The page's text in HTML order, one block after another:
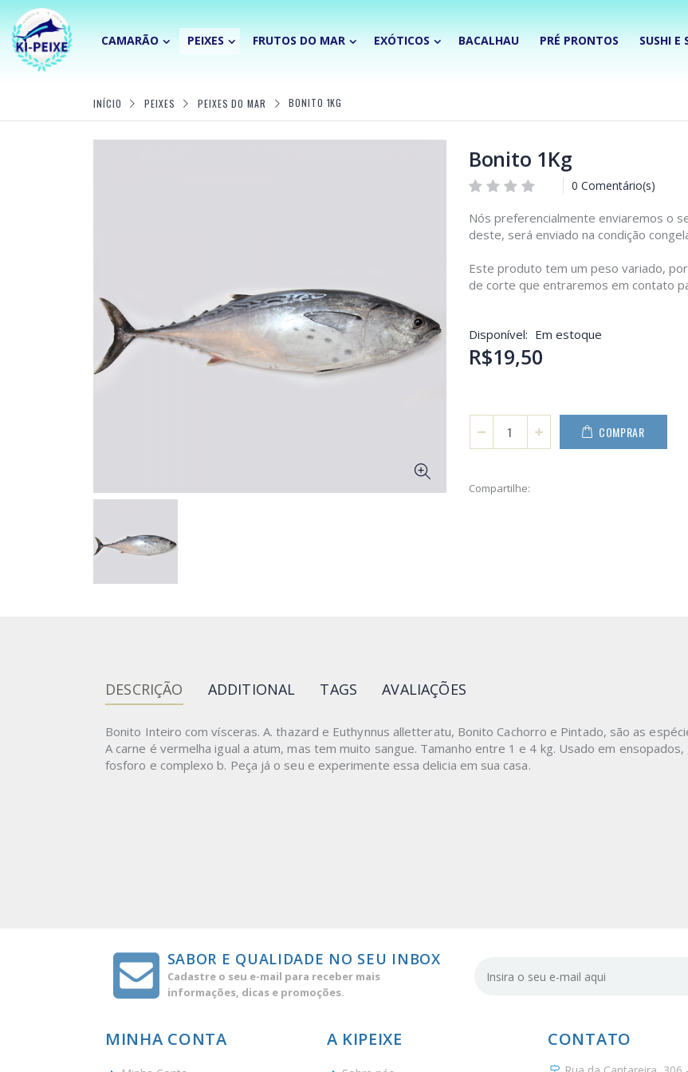
CAMARÃO PEIXES FRUTOS DO MAR EXÓTICOS BACALHAU PRÉ PRONTOS SUSHI E
INÍCIO PEIXES PEIXES DO MAR BONITO 1KG
Bonito 1Kg
0 Comentário(s)
Nós preferencialmente enviaremos o
deste, será enviado na condição
Este produto tem um peso variado,
de corte que entraremos em contato
Disponível: Em estoque
R$19,50
COMPRAR
Compartilhe:
DESCRIÇÃO ADDITIONAL TAGS AVALIAÇÕES
Bonito Inteiro com vísceras. A. thazard e Euthynnus alletteratu, Bonito Cachorro e Pintado, são as
A carne é vermelha igual a atum, mas tem muito sangue. Tamanho entre 1 e 4 kg. Usado em
fosforo e complexo b. Peça já o seu e experimente essa delicia em sua casa.
SABOR E QUALIDADE NO SEU INBOX
Cadastre o seu e-mail para receber mais
informações, dicas e promoções.
MINHA CONTA A KIPEIXE CONTATO